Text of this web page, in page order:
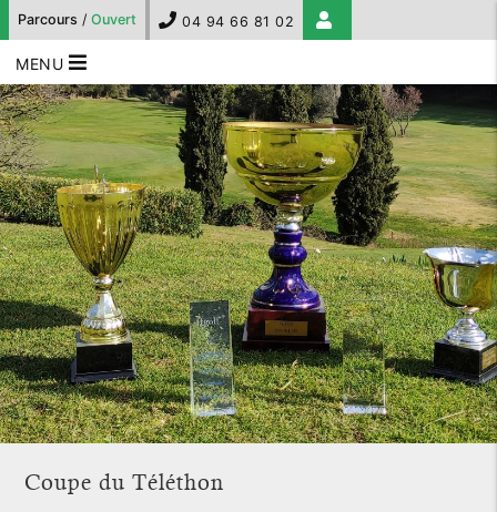
Parcours / Ouvert 04 94 66 81 02
MENU
Coupe du Téléthon